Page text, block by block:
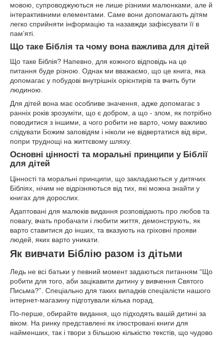
мовою, супроводжуються не лише різними малюнками, але й
інтерактивними елементами. Саме вони допомагають дітям
легко сприйняти інформацію та назавжди зафіксувати її в
пам’яті.
Що таке Біблія та чому вона важлива для дітей
Що таке Біблія? Напевно, для кожного відповідь на це
питання буде різною. Однак ми вважаємо, що це книга, яка
допомагає у побудові внутрішніх орієнтирів та вчить бути
людиною.
Для дітей вона має особливе значення, адже допомагає з
ранніх років зрозуміти, що є добром, а що - злом, як потрібно
поводитися з іншими, а чого робити не варто, чому важливо
слідувати Божим заповідям і ніколи не відвертатися від віри,
попри труднощі на життєвому шляху.
Основні цінності та моральні принципи у Біблії
для дітей
Цінності та моральні принципи, що закладаються у дитячих
Бібліях, нічим не відрізняються від тих, які можна знайти у
книгах для дорослих.
Адаптовані для малюків видання розповідають про любов та
повагу, вчать пробачати і любити життя, демонструють, як
варто ставитися до інших, та вказують на гріховні прояви
людей, яких варто уникати.
Як вивчати Біблію разом із дітьми
Ледь не всі батьки у певний момент задаються питанням “Що
робити для того, аби зацікавити дитину у вивчення Святого
Письма?”. Спеціально для таких випадків спеціалісти нашого
інтернет-магазину підготували кілька порад.
По-перше, обирайте видання, що підходять вашій дитині за
віком. На ринку представлені як ілюстровані книги для
найменших, так і твори з більшою кількістю текстів, що чудово